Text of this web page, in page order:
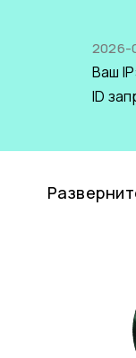
2026-
Ваш IP:
ID